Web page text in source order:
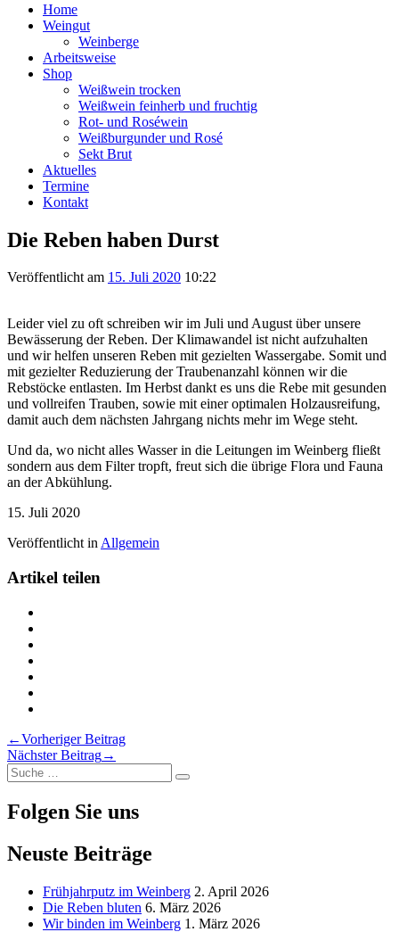
Home
Weingut
Weinberge
Arbeitsweise
Shop
Weißwein trocken
Weißwein feinherb und fruchtig
Rot- und Roséwein
Weißburgunder und Rosé
Sekt Brut
Aktuelles
Termine
Kontakt
Die Reben haben Durst
Veröffentlicht am 15. Juli 2020 10:22
Leider viel zu oft schreiben wir im Juli und August über unsere
Bewässerung der Reben. Der Klimawandel ist nicht aufzuhalten
und wir helfen unseren Reben mit gezielten Wassergabe. Somit und
mit gezielter Reduzierung der Traubenanzahl können wir die
Rebstöcke entlasten. Im Herbst dankt es uns die Rebe mit gesunden
und vollreifen Trauben, sowie mit einer optimalen Holzausreifung,
damit auch dem nächsten Jahrgang nichts mehr im Wege steht.
Und da, wo nicht alles Wasser in die Leitungen im Weinberg fließt
sondern aus dem Filter tropft, freut sich die übrige Flora und Fauna
an der Abkühlung.
15. Juli 2020
Veröffentlicht inAllgemein
Artikel teilen
LinkedIn
auf
Pinterest
Durst
auf
Xing
haben
Durst
via
Reben
haben
Durst
Beitragsnavigation
←Vorheriger Beitrag
Nächster Beitrag→
Suche
nach:
Suche
Folgen Sie uns
Neuste Beiträge
Frühjahrputz im Weinberg 2. April 2026
Die Reben bluten 6. März 2026
Wir binden im Weinberg 1. März 2026